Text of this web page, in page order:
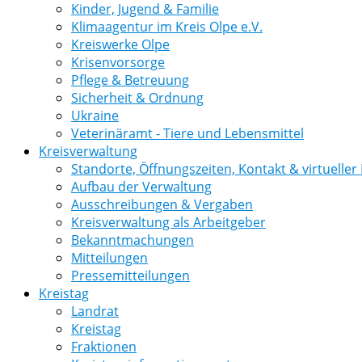
Kinder, Jugend & Familie
Klimaagentur im Kreis Olpe e.V.
Kreiswerke Olpe
Krisenvorsorge
Pflege & Betreuung
Sicherheit & Ordnung
Ukraine
Veterinäramt - Tiere und Lebensmittel
Kreisverwaltung
Standorte, Öffnungszeiten, Kontakt & virtueller
Aufbau der Verwaltung
Ausschreibungen & Vergaben
Kreisverwaltung als Arbeitgeber
Bekanntmachungen
Mitteilungen
Pressemitteilungen
Kreistag
Landrat
Kreistag
Fraktionen